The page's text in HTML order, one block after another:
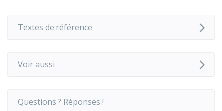
Textes de référence
Voir aussi
Questions ? Réponses !